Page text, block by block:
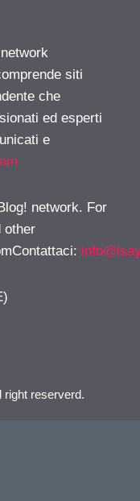
siti
che
ed esperti
e
network. For
other
:
reserverd.